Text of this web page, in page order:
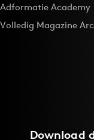
Adformatie Academy
Volledig Magazine
Download